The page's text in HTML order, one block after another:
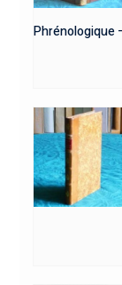
Phrénologique